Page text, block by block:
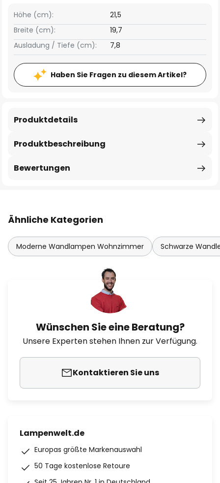
Breite (cm): 19,7
Höhe (cm): 21,5
Ausladung / Tiefe (cm): 7,8
Haben Sie Fragen zu diesem Artikel?
Produktbeschreibung
Produktdetails
Bewertungen
Ähnliche Kategorien
Moderne Wandlampen Wohnzimmer Schwarze
Wünschen Sie eine Beratung?
Unsere Experten stehen Ihnen zur Verfügung.
Kontaktieren Sie uns
Lampenwelt.de
Europas größte Markenauswahl
50 Tage kostenlose Retoure